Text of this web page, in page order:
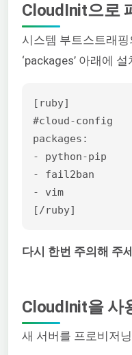
CloudInit으로
시스템 부트스트래
‘packages’ 아래에
[ruby]
#cloud-config
packages:
- python-pip
- fail2ban
- vim
[/ruby]
다시 한번 주의해 주
CloudInit을 사
새 서버를 프로비저